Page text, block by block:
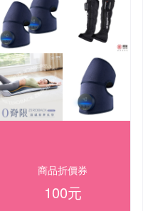
商品折價券
100元